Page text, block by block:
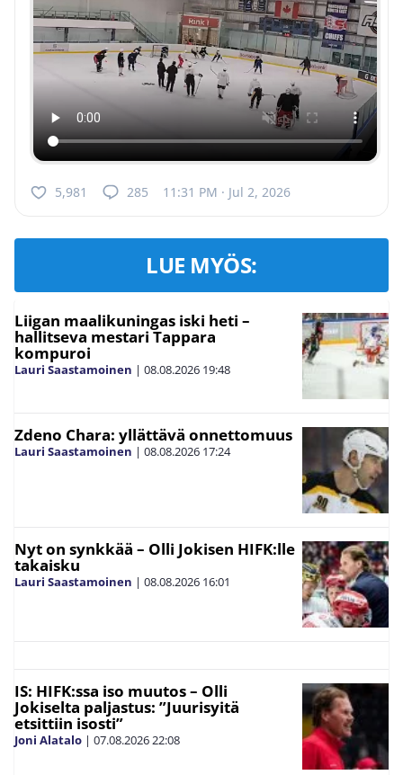
5,981 285 11:31 PM · Jul 2, 2026
LUE MYÖS:
Liigan maalikuningas iski heti –
hallitseva mestari Tappara
kompuroi
Lauri Saastamoinen | 08.08.2026 19:48
Zdeno Chara: yllättävä onnettomuus
Lauri Saastamoinen | 08.08.2026 17:24
Nyt on synkkää – Olli Jokisen HIFK:lle
takaisku
Lauri Saastamoinen | 08.08.2026 16:01
IS: HIFK:ssa iso muutos – Olli
Jokiselta paljastus: ”Juurisyitä
etsittiin isosti”
Joni Alatalo | 07.08.202622:08